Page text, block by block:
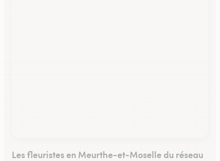
Les fleuristes en Meurthe-et-Moselle du réseau